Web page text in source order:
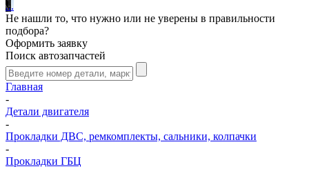
...
Не нашли то, что нужно или не уверены в правильности
подбора?
Оформить заявку
Поиск автозапчастей
Главная
-
Детали двигателя
-
Прокладки ДВС, ремкомплекты, сальники, колпачки
-
Прокладки ГБЦ